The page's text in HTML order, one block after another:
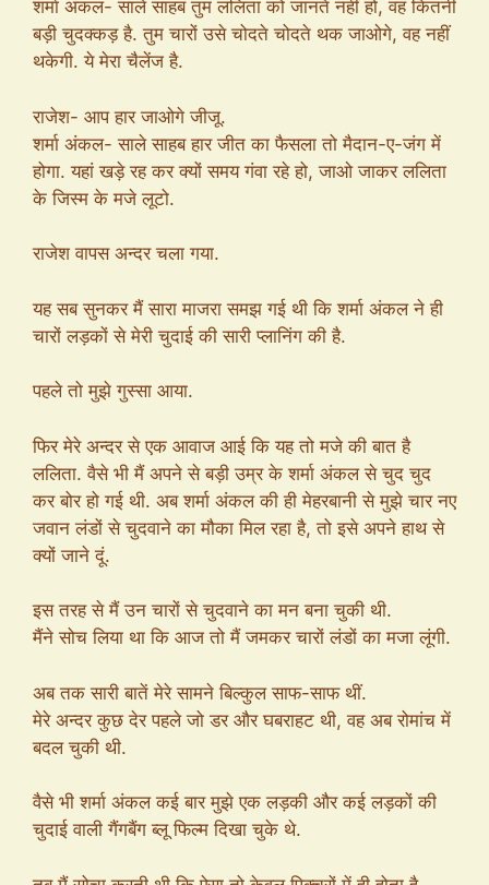
शर्मा अंकल- साले साहब तुम ललिता को जानते नहीं हो, वह कितनी
बड़ी चुदक्कड़ है. तुम चारों उसे चोदते चोदते थक जाओगे, वह नहीं
थकेगी. ये मेरा चैलेंज है.
राजेश- आप हार जाओगे जीजू.
शर्मा अंकल- साले साहब हार जीत का फैसला तो मैदान-ए-जंग में
होगा. यहां खड़े रह कर क्यों समय गंवा रहे हो, जाओ जाकर ललिता
के जिस्म के मजे लूटो.
राजेश वापस अन्दर चला गया.
यह सब सुनकर मैं सारा माजरा समझ गई थी कि शर्मा अंकल ने ही
चारों लड़कों से मेरी चुदाई की सारी प्लानिंग की है.
पहले तो मुझे गुस्सा आया.
फिर मेरे अन्दर से एक आवाज आई कि यह तो मजे की बात है
ललिता. वैसे भी मैं अपने से बड़ी उम्र के शर्मा अंकल से चुद चुद
कर बोर हो गई थी. अब शर्मा अंकल की ही मेहरबानी से मुझे चार नए
जवान लंडों से चुदवाने का मौका मिल रहा है, तो इसे अपने हाथ से
क्यों जाने दूं.
इस तरह से मैं उन चारों से चुदवाने का मन बना चुकी थी.
मैंने सोच लिया था कि आज तो मैं जमकर चारों लंडों का मजा लूंगी.
अब तक सारी बातें मेरे सामने बिल्कुल साफ-साफ थीं.
मेरे अन्दर कुछ देर पहले जो डर और घबराहट थी, वह अब रोमांच में
बदल चुकी थी.
वैसे भी शर्मा अंकल कई बार मुझे एक लड़की और कई लड़कों की
चुदाई वाली गैंगबैंग ब्लू फिल्म दिखा चुके थे.